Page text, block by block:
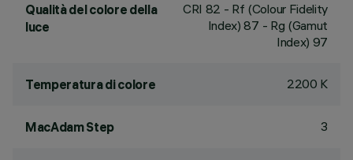
Qualità del colore della
luce
CRI 82 - Rf (Colour Fidelity
Index) 87 - Rg (Gamut
Index) 97
Temperatura di colore 2200 K
MacAdam Step 3